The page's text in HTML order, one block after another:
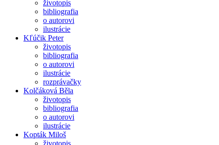
životopis
bibliografia
o autorovi
ilustrácie
Kľúčik Peter
životopis
bibliografia
o autorovi
ilustrácie
rozprávačky
Kolčáková Běla
životopis
bibliografia
o autorovi
ilustrácie
Kopták Miloš
životopis